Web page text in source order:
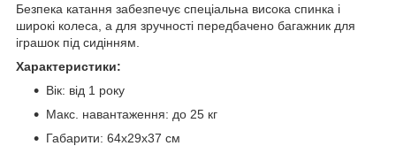
Безпека катання забезпечує спеціальна висока спинка і
широкі колеса, а для зручності передбачено багажник для
іграшок під сидінням.
Характеристики:
Вік: від 1 року
Макс. навантаження: до 25 кг
Габарити: 64х29х37 см